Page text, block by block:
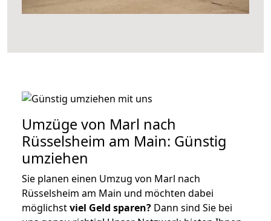
Umzüge von Marl nach
Rüsselsheim am Main: Günstig
umziehen
Sie planen einen Umzug von Marl nach
Rüsselsheim am Main und möchten dabei
möglichstviel Geld sparen? Dann sind Sie bei